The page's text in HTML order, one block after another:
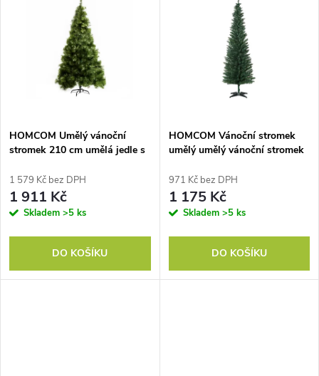
HOMCOM Umělý vánoční
stromek 210 cm umělá jedle s
vánoční dekorace včetně
kovového stojanu do interiéru
1 579 Kč bez DPH
1 911 Kč
Skladem >5 ks
DO KOŠÍKU
HOMCOM Vánoční stromek
umělý umělý vánoční stromek
hvězda 1,8 m, zelený
971 Kč bez DPH
1 175 Kč
Skladem >5 ks
DO KOŠÍKU